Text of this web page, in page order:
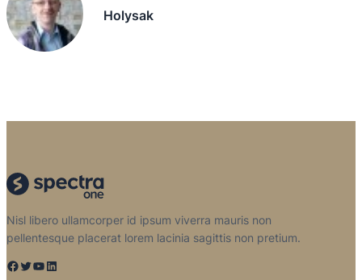
Holysak
Nisl libero ullamcorper id ipsum viverra mauris non
pellentesque placerat lorem lacinia sagittis non pretium.
Facebook Twitter YouTube LinkedIn